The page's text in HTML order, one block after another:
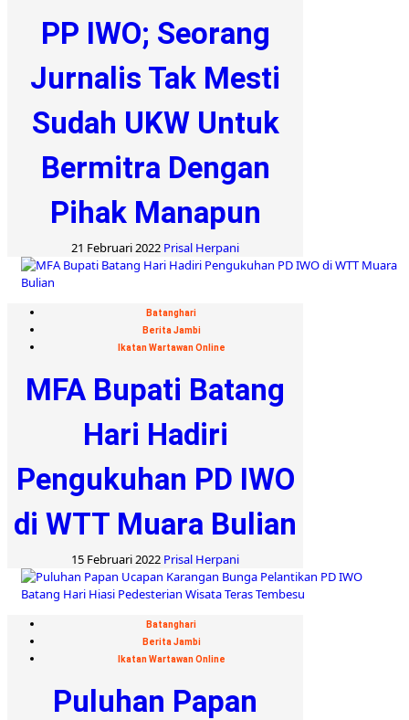
PP IWO; Seorang
Jurnalis Tak Mesti
Sudah UKW Untuk
Bermitra Dengan
Pihak Manapun
21 Februari 2022 Prisal Herpani
Batanghari
Berita Jambi
Ikatan Wartawan Online
MFA Bupati Batang
Hari Hadiri
Pengukuhan PD IWO
di WTT Muara Bulian
15 Februari 2022 Prisal Herpani
Batanghari
Berita Jambi
Ikatan Wartawan Online
Puluhan Papan